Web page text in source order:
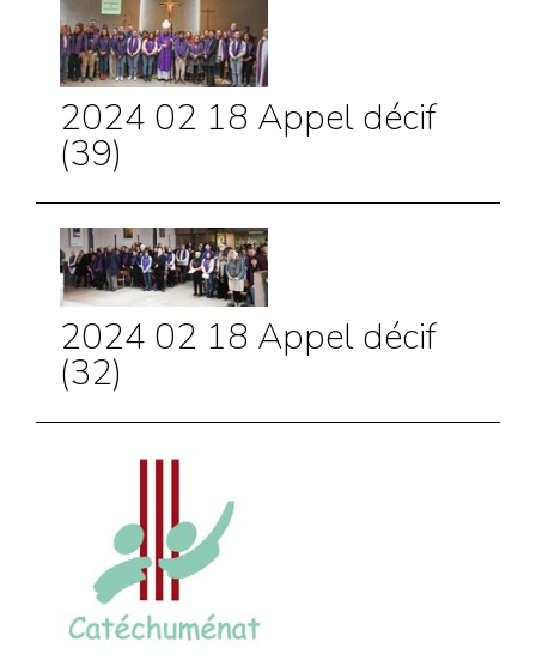
2024 02 18 Appel décif
(39)
2024 02 18 Appel décif
(32)